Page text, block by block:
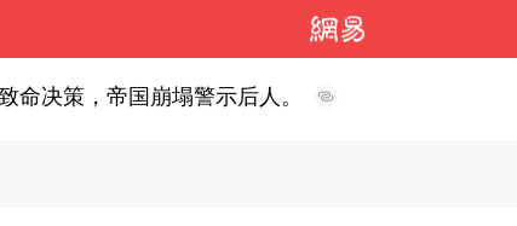
命决策，帝国崩塌警示后人。